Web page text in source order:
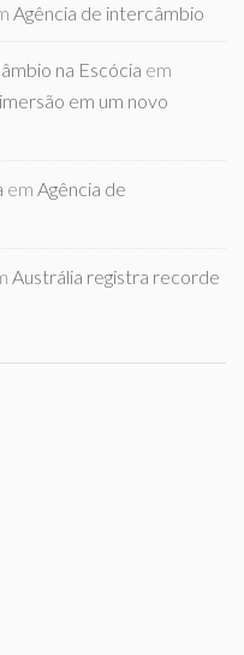
Agência de intercâmbio
na Escócia em
em um novo
em Agência de
Austrália registra recorde